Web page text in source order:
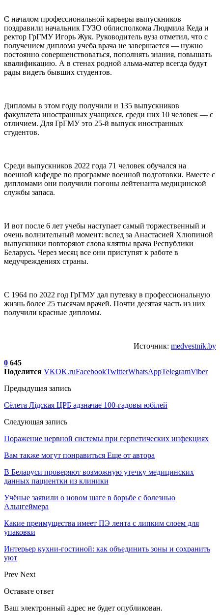
С началом профессиональной карьеры выпускников
поздравили начальник ГУЗО облисполкома Людмила Кеда и
ректор ГрГМУ Игорь Жук. Руководитель вуза отметил, что с
получением диплома учеба врача не завершается — нужно
постоянно совершенствоваться, пополнять знания, повышать
квалификацию. А в стенах родной альма-матер всегда будут
рады видеть бывших студентов.
Дипломы в этом году получили и 135 выпускников
факультета иностранных учащихся, среди них 10 человек — с
отличием. Для ГрГМУ это 25-й выпуск иностранных
студентов.
Среди выпускников 2022 года 71 человек обучался на
военной кафедре по программе военной подготовки. Вместе с
дипломами они получили погоны лейтенанта медицинской
службы запаса.
И вот после 6 лет учебы наступает самый торжественный и
очень волнительный момент: вслед за Анастасией Хлюпиной
выпускники повторяют слова клятвы врача Республики
Беларусь. Через месяц все они приступят к работе в
медучреждениях страны.
С 1964 по 2022 год ГрГМУ дал путевку в профессиональную
жизнь более 25 тысячам врачей. Почти десятая часть из них
получили красные дипломы.
Источник: medvestnik.by
0 645
Поделится VKOK.ruFacebookTwitterWhatsAppTelegramViber
Предыдущая запись
Сёлета Лідская ЦРБ адзначае 100-гадовы юбілей
Следующая запись
Поражение нервной системы при герпетических инфекциях
Вам также могут понравиться Еще от автора
В Беларуси проверяют возможную утечку медицинских
данных пациентки из клиники
Учёные заявили о новом шаге в борьбе с болезнью
Альцгеймера
Какие преимущества имеет ПЭ лента с липким слоем для
упаковки
Интерьер кухни-гостиной: как объединить зоны и сохранить
уют
Prev Next
Оставьте ответ
Ваш электронный адрес не будет опубликован.